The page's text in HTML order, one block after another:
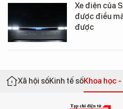
Xe điện của
được điều
được
Xã hội sốKinh tế sốKhoa học